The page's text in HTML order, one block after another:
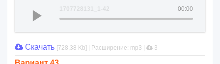
00:00
1707728131_1-42
Скачать [728,38 Kb] | Расширение: mp3 | 3